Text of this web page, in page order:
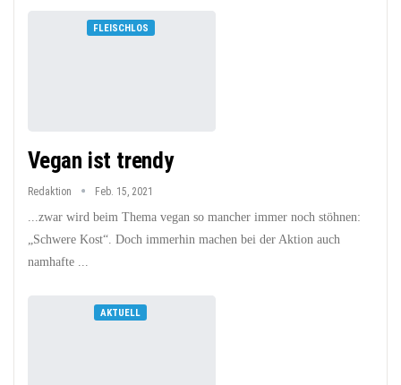
FLEISCHLOS
Vegan ist trendy
Redaktion Feb. 15, 2021
...zwar wird beim Thema vegan so mancher immer noch stöhnen:
„Schwere Kost“. Doch immerhin machen bei der Aktion auch
namhafte ...
AKTUELL